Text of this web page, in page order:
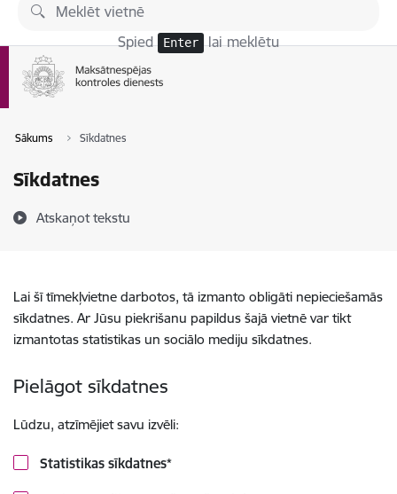
Pāriet uz lapas saturu
Spied Enter lai meklētu
Sākums Sīkdatnes
Sīkdatnes
Atskaņot tekstu
Lai šī tīmekļvietne darbotos, tā izmanto obligāti nepieciešamās
sīkdatnes. Ar Jūsu piekrišanu papildus šajā vietnē var tikt
izmantotas statistikas un sociālo mediju sīkdatnes.
Pielāgot sīkdatnes
Lūdzu, atzīmējiet savu izvēli:
Statistikas sīkdatnes*